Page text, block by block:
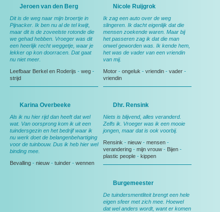
Jeroen van den Berg
Dit is de weg naar mijn broertje in
Pijnacker. Ik ben nu al de tel kwijt,
maar dit is de zoveelste rotonde die
we gehad hebben. Vroeger was dit
een heerlijk recht weggetje, waar je
lekker op kon doorracen. Dat gaat
nu niet meer.
Leefbaar Berkel en Roderijs - weg -
strijd
Nicole Ruijgrok
Ik zag een auto over de weg
slingeren. Ik dacht eigenlijk dat die
mensen zoekende waren. Maar bij
het passeren zag ik dat die man
onwel geworden was. Ik kende hem,
het was de vader van een vriendin
van mij.
Motor - ongeluk - vriendin - vader -
vriendin
Karina Overbeeke
Als ik nu hier rijd dan heeft dat wel
wat. Van oorsprong kom ik uit een
tuindersgezin en het bedrijf waar ik
nu werk doet de belangenbehartiging
voor de tuinbouw. Dus ik heb hier wel
binding mee.
Bevalling - nieuw - tuinder - wennen
Dhr. Rensink
Niets is blijvend, alles veranderd.
Zelfs ik. Vroeger was ik een mooie
jongen, maar dat is ook voorbij.
Rensink - nieuw - mensen -
verandering - mijn vrouw - Bijen -
plastic people - kippen
Burgemeester
De tuindersmentliteit brengt een hele
eigen sfeer met zich mee. Hoewel
dat wel anders wordt, want er komen